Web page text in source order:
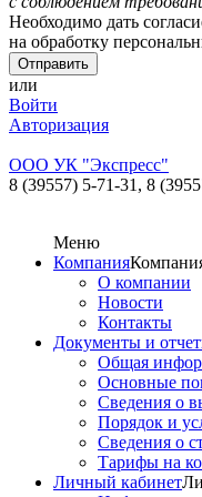
Необходимо дать
на обработку
или
Войти
Авторизация
ООО УК "Экспресс"
8 (39557) 5-71-31, 8
Меню
Компания
О компании
Новости
Контакты
Документы и
Общая
Основные
Сведения о
Порядок и
Сведения о
Тарифы на
Личный кабинет